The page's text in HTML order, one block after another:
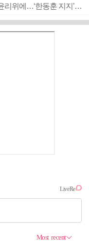
국힘 부산시당, ‘정이한 조력’ 시의원 윤리위에…‘한동훈 지지’도 신고접수